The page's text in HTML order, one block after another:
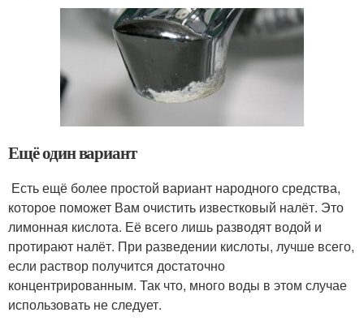
Ещё один вариант
Есть ещё более простой вариант народного средства,
которое поможет Вам очистить известковый налёт. Это
лимонная кислота. Её всего лишь разводят водой и
протирают налёт. При разведении кислоты, лучше всего,
если раствор получится достаточно
концентрированным. Так что, много воды в этом случае
использовать не следует.